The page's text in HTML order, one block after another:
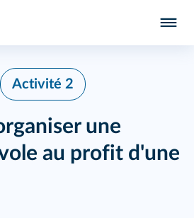
Activité 2
une
au profit d'une